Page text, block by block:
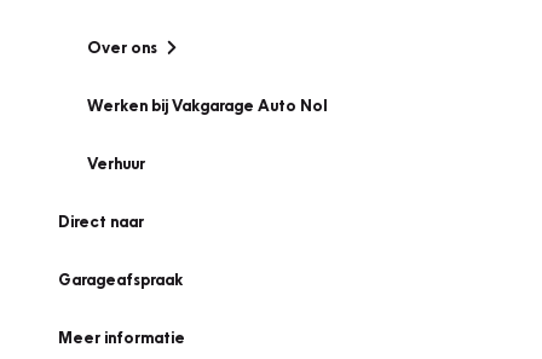
Over ons
Werken bij Vakgarage Auto Nol
Verhuur
Direct naar
Garageafspraak
Meer informatie